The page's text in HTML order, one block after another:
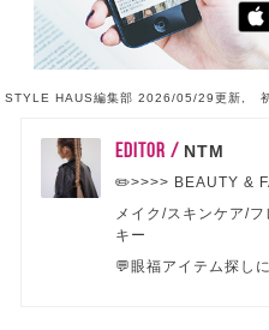
STYLE HAUS編集部 2026/05/29更新,
EDITOR / NTM
✏️>>>> BEAUTY &
メイク/スキンケア/
キー
💬眼福アイテム探し